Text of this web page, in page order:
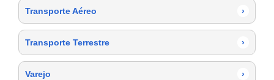
Transporte Aéreo ›
Transporte Terrestre ›
Varejo ›